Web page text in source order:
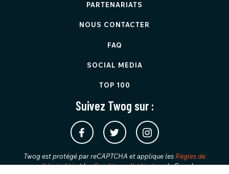
PARTENARIATS
NOUS CONTACTER
FAQ
SOCIAL MEDIA
TOP 100
Suivez Twog sur :
Twog est protégé par reCAPTCHA et applique lesRègles de
confidentialitéet lesConditions d'utilisationde Google.